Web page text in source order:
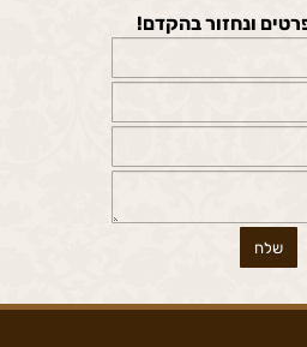
ונחזור בהקדם!